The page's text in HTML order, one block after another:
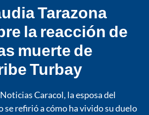
Tarazona
la reacción de
muerte de
Turbay
Caracol, la esposa del
se refirió a cómo ha vivido su duelo